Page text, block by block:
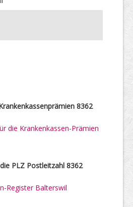
8362
die Krankenkassen-Prämien
PLZ Postleitzahl 8362
Register Balterswil